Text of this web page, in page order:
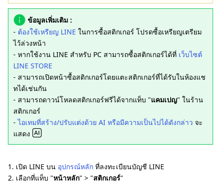
ข้อมูลเพิ่มเติม :
- ต้องใช้เหรียญ LINE ในการซื้อสติกเกอร์ โปรดซื้อเหรียญเตรียม
ไว้ล่วงหน้า
- หากใช้งาน LINE สำหรับ PC สามารถซื้อสติกเกอร์ได้ที่ เว็บไซต์
LINE STORE
- สามารถเปิดหน้าซื้อสติกเกอร์โดยแตะสติกเกอร์ที่ได้รับในห้องแช
ทได้เช่นกัน
- สามารถดาวน์โหลดสติกเกอร์ฟรีได้จากแท็บ "แคมเปญ" ในร้าน
สติกเกอร์
-ไอเทมที่สร้าง/ปรับแต่งด้วย AI หรือมีความเป็นไปได้ดังกล่าว จะ
แสดง
1. เปิด LINE บน อุปกรณ์หลัก ที่ลงทะเบียนบัญชี LINE
2. เลือกที่แท็บ "หน้าหลัก" > "สติกเกอร์"